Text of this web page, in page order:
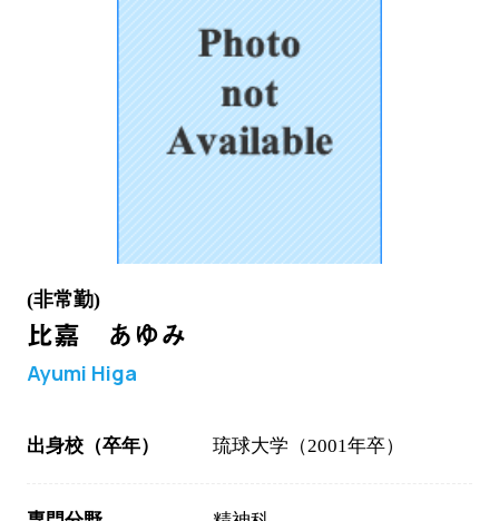
(非常勤)
比嘉 あゆみ
Ayumi Higa
出身校（卒年） 琉球大学（2001年卒）